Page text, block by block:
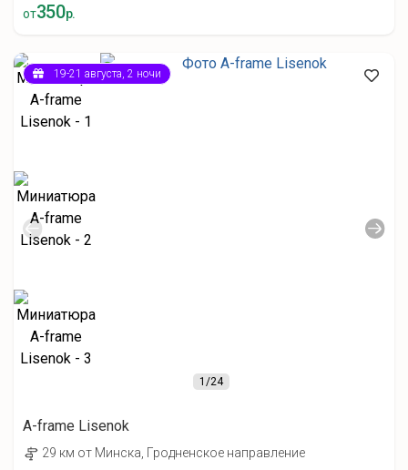
от350р.
1/24
19-21 августа, 2 ночи
A-frame Lisenok
29 км от Минска, Гродненское направление